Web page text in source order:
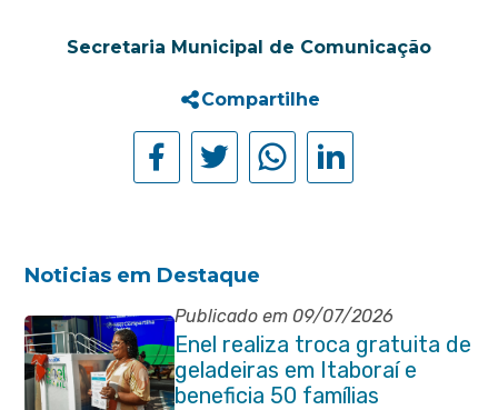
Secretaria Municipal de Comunicação
Compartilhe
Noticias em Destaque
Publicado em 09/07/2026
Enel realiza troca gratuita de
geladeiras em Itaboraí e
beneficia 50 famílias